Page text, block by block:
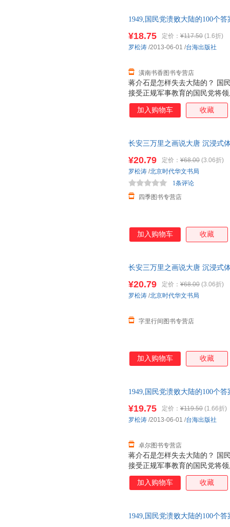
1949,国民党溃败大陆的100个
蒋介石是怎样失去大陆的？ 国
接受正规军事教育的国民党将
给共产党100多万小米加步枪
代，一个政权，要垮台，并不
外交策略，特务治国，用人之
¥18.75 定价： ¥117.50 (1.6折)
潢南书香图书专营店
罗松涛 /2013-06-01 /台海出版社
加入购物车 收藏
长安三万里之画说大唐 沉浸式
¥20.79 定价： ¥68.00 (3.06折)
四季图书专营店
1条评论
罗松涛 /北京时代华文书局
加入购物车 收藏
长安三万里之画说大唐 沉浸式
¥20.79 定价： ¥68.00 (3.06折)
字里行间图书专营店
罗松涛 /北京时代华文书局
加入购物车 收藏
1949,国民党溃败大陆的100个答
蒋介石是怎样失去大陆的？ 国
接受正规军事教育的国民党将
给共产党100多万小米加步枪
代，一个政权，要垮台，并不
外交策略，特务治国，用人之
¥19.75 定价： ¥119.50 (1.66折)
卓尔图书专营店
罗松涛 /2013-06-01 /台海出版社
加入购物车 收藏
1949,国民党溃败大陆的100个